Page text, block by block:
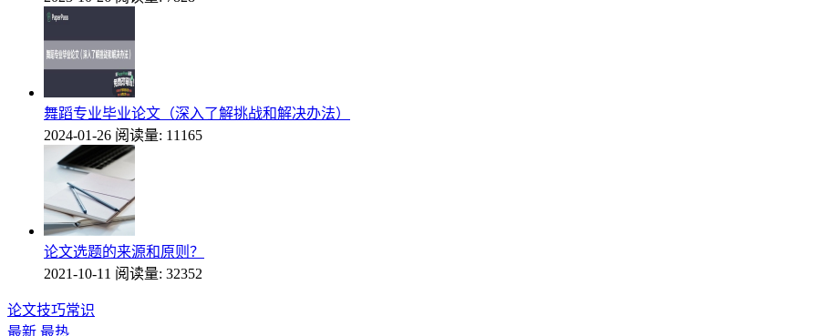
舞蹈专业毕业论文（深入了解挑战和解决办法）
2024-01-26 阅读量: 11165
论文选题的来源和原则？
2021-10-11 阅读量: 32352
论文技巧常识
最新 最热